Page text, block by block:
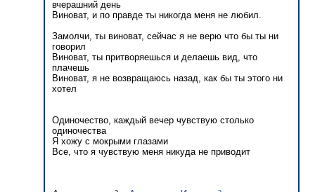
вчерашний день
Виноват, и по правде ты никогда меня не любил.
Замолчи, ты виноват, сейчас я не верю что бы ты ни
говорил
Виноват, ты притворяешься и делаешь вид, что
плачешь
Виноват, я не возвращаюсь назад, как бы ты этого ни
хотел
Одиночество, каждый вечер чувствую столько
одиночества
Я хожу с мокрыми глазами
Все, что я чувствую меня никуда не приводит